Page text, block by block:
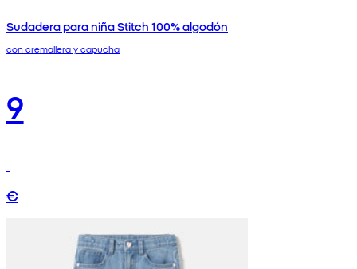
Sudadera para niña Stitch 100% algodón
con cremallera y capucha
9
€